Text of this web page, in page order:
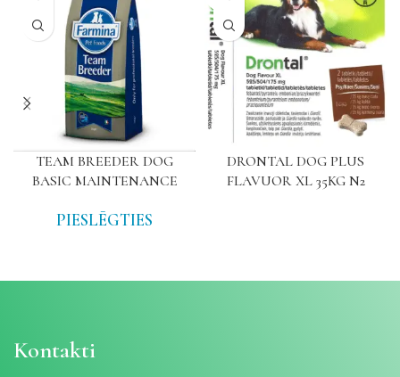
TEAM BREEDER DOG
BASIC MAINTENANCE
PIESLĒGTIES
DRONTAL DOG PLUS
FLAVUOR XL 35KG N2
Kontakti